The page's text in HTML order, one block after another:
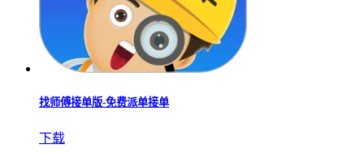
找师傅接单版-免费派单接单
下载